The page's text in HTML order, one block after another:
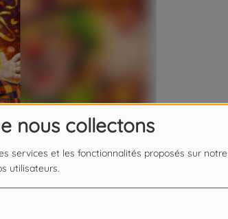
nous collectons
services et les fonctionnalités proposés sur notre
utilisateurs.